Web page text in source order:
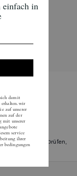
überprüfen,